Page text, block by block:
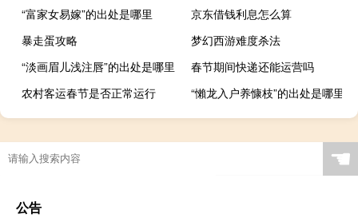
“富家女易嫁”的出处是哪里
京东借钱利息怎么算
暴走蛋攻略
梦幻西游难度杀法
“淡画眉儿浅注唇”的出处是哪里
春节期间快递还能运营吗
农村客运春节是否正常运行
“懶龙入户养慷枝”的出处是哪里
☚
公告